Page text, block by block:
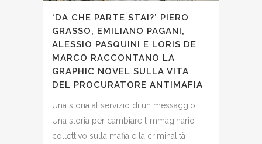
‘DA CHE PARTE STAI?’ PIERO
GRASSO, EMILIANO PAGANI,
ALESSIO PASQUINI E LORIS DE
MARCO RACCONTANO LA
GRAPHIC NOVEL SULLA VITA
DEL PROCURATORE ANTIMAFIA
Una storia al servizio di un messaggio.
Una storia per cambiare l’immaginario
collettivo sulla mafia e la criminalità